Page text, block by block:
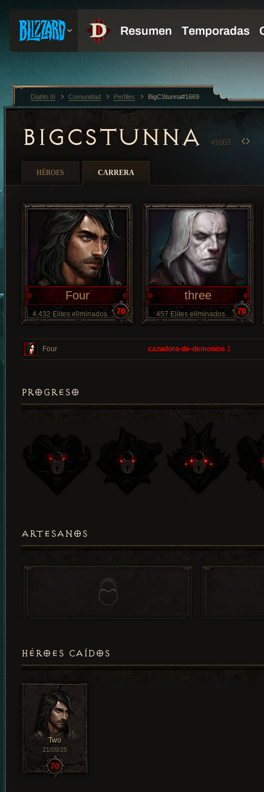
BIGCSTUNNA #1669
HÉROES CARRERA
Four
4,432 Elites eliminados 70
three
457 Elites eliminados 70
Four cazadora-de-demonios 1
PROGRESO
ARTESANOS
HÉROES CAÍDOS
Two
21/09/25
70
Diablo III Comunidad Perfiles BigCStunna#1669